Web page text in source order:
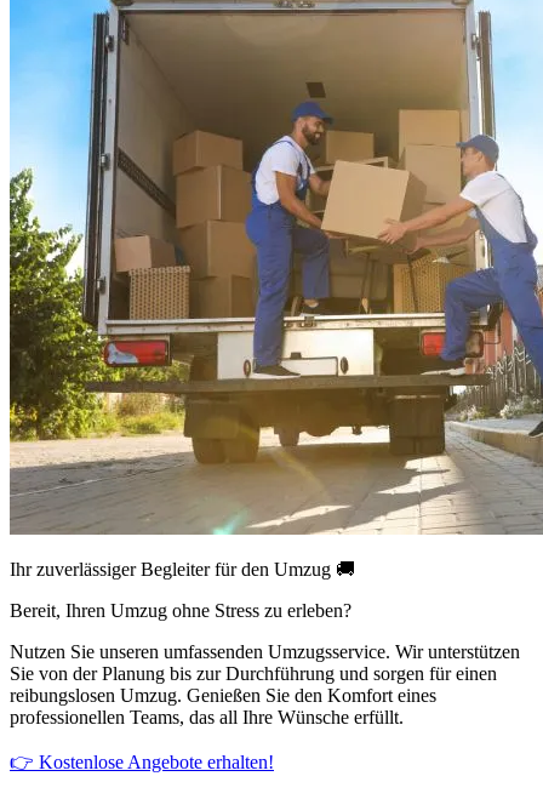
Ihr zuverlässiger Begleiter für den Umzug 🚚
Bereit, Ihren Umzug ohne Stress zu erleben?
Nutzen Sie unseren umfassenden Umzugsservice. Wir unterstützen
Sie von der Planung bis zur Durchführung und sorgen für einen
reibungslosen Umzug. Genießen Sie den Komfort eines
professionellen Teams, das all Ihre Wünsche erfüllt.
👉 Kostenlose Angebote erhalten!